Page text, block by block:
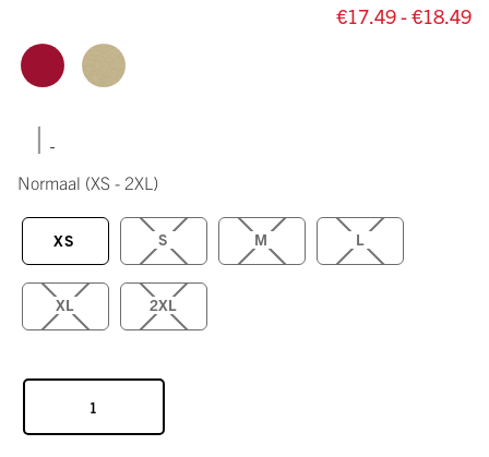
€17.49 - €18.49
|
Normaal (XS - 2XL)
XS S M L
XL 2XL